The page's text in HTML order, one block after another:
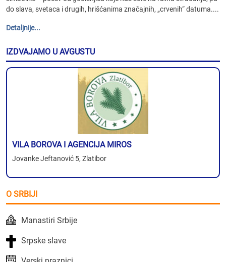
do slava, svetaca i drugih, hrišćanima značajnih, „crvenih“ datuma....
Detaljnije...
IZDVAJAMO U AVGUSTU
VILA BOROVA I AGENCIJA MIROS
Jovanke Jeftanović 5, Zlatibor
O SRBIJI
Manastiri Srbije
Srpske slave